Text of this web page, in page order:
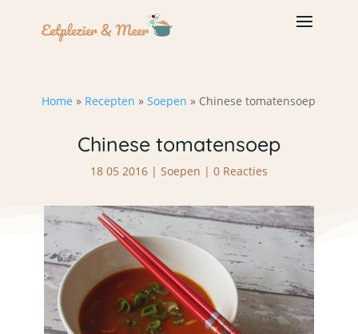
Home » Recepten »Soepen » Chinese tomatensoep
Chinese tomatensoep
18 05 2016| Soepen | 0 Reacties